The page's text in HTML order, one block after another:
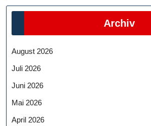
Archiv
August 2026
Juli 2026
Juni 2026
Mai 2026
April 2026